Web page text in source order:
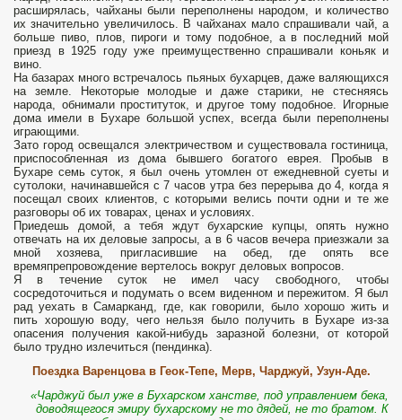
расширялась, чайханы были переполнены народом, и количество
их значительно увеличилось. В чайханах мало спрашивали чай, а
больше пиво, плов, пироги и тому подобное, а в последний мой
приезд в 1925 году уже преимущественно спрашивали коньяк и
вино.
На базарах много встречалось пьяных бухарцев, даже валяющихся
на земле. Некоторые молодые и даже старики, не стесняясь
народа, обнимали проституток, и другое тому подобное. Игорные
дома имели в Бухаре большой успех, всегда были переполнены
играющими.
Зато город освещался электричеством и существовала гостиница,
приспособленная из дома бывшего богатого еврея. Пробыв в
Бухаре семь суток, я был очень утомлен от ежедневной суеты и
сутолоки, начинавшейся с 7 часов утра без перерыва до 4, когда я
посещал своих клиентов, с которыми велись почти одни и те же
разговоры об их товарах, ценах и условиях.
Приедешь домой, а тебя ждут бухарские купцы, опять нужно
отвечать на их деловые запросы, а в 6 часов вечера приезжали за
мной хозяева, пригласившие на обед, где опять все
времяпрепровождение вертелось вокруг деловых вопросов.
Я в течение суток не имел часу свободного, чтобы
сосредоточиться и подумать о всем виденном и пережитом. Я был
рад уехать в Самарканд, где, как говорили, было хорошо жить и
пить хорошую воду, чего нельзя было получить в Бухаре из-за
опасения получения какой-нибудь заразной болезни, от которой
было трудно излечиться (пендинка).
Поездка Варенцова в Геок-Тепе, Мерв, Чарджуй, Узун-Аде.
«Чарджуй был уже в Бухарском ханстве, под управлением бека,
доводящегося эмиру бухарскому не то дядей, не то братом. К